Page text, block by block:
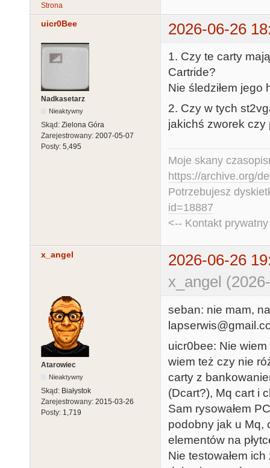
Strona
uicr0Bee 2026-06-26
Nadkasetarz
Nieaktywny
Skąd: Zielona Góra
Zarejestrowany: 2007-05-07
Posty: 5,495
1. Czy te carty
Cartride?
Nie śledziłem jego
2. Czy w tych
jakichś zworek czy
Moje skany
https://archive.org/
Potrzebujesz
id=18887
<-- Kontakt
x_angel
2026-06-26
x_angel
Atarowiec
Nieaktywny
Skąd: Białystok
Zarejestrowany: 2015-03-26
Posty: 1,719
seban: nie mam,
uicr0bee: Nie
wiem też czy nie
carty z
(Dcart?), Mq cart i
Sam rysowałem
podobny jak u Mq,
elementów na
Nie testowałem